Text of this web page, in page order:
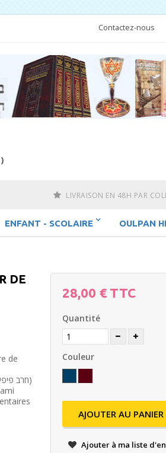
Contactez-nous
LIVRAISON EN 48H PAR
ENFANT - SCOLAIRE OULPAN
DE
de
28,00 €TTC
Quantité
Couleur
AJOUTER AU PANIER
Ajouter à ma liste